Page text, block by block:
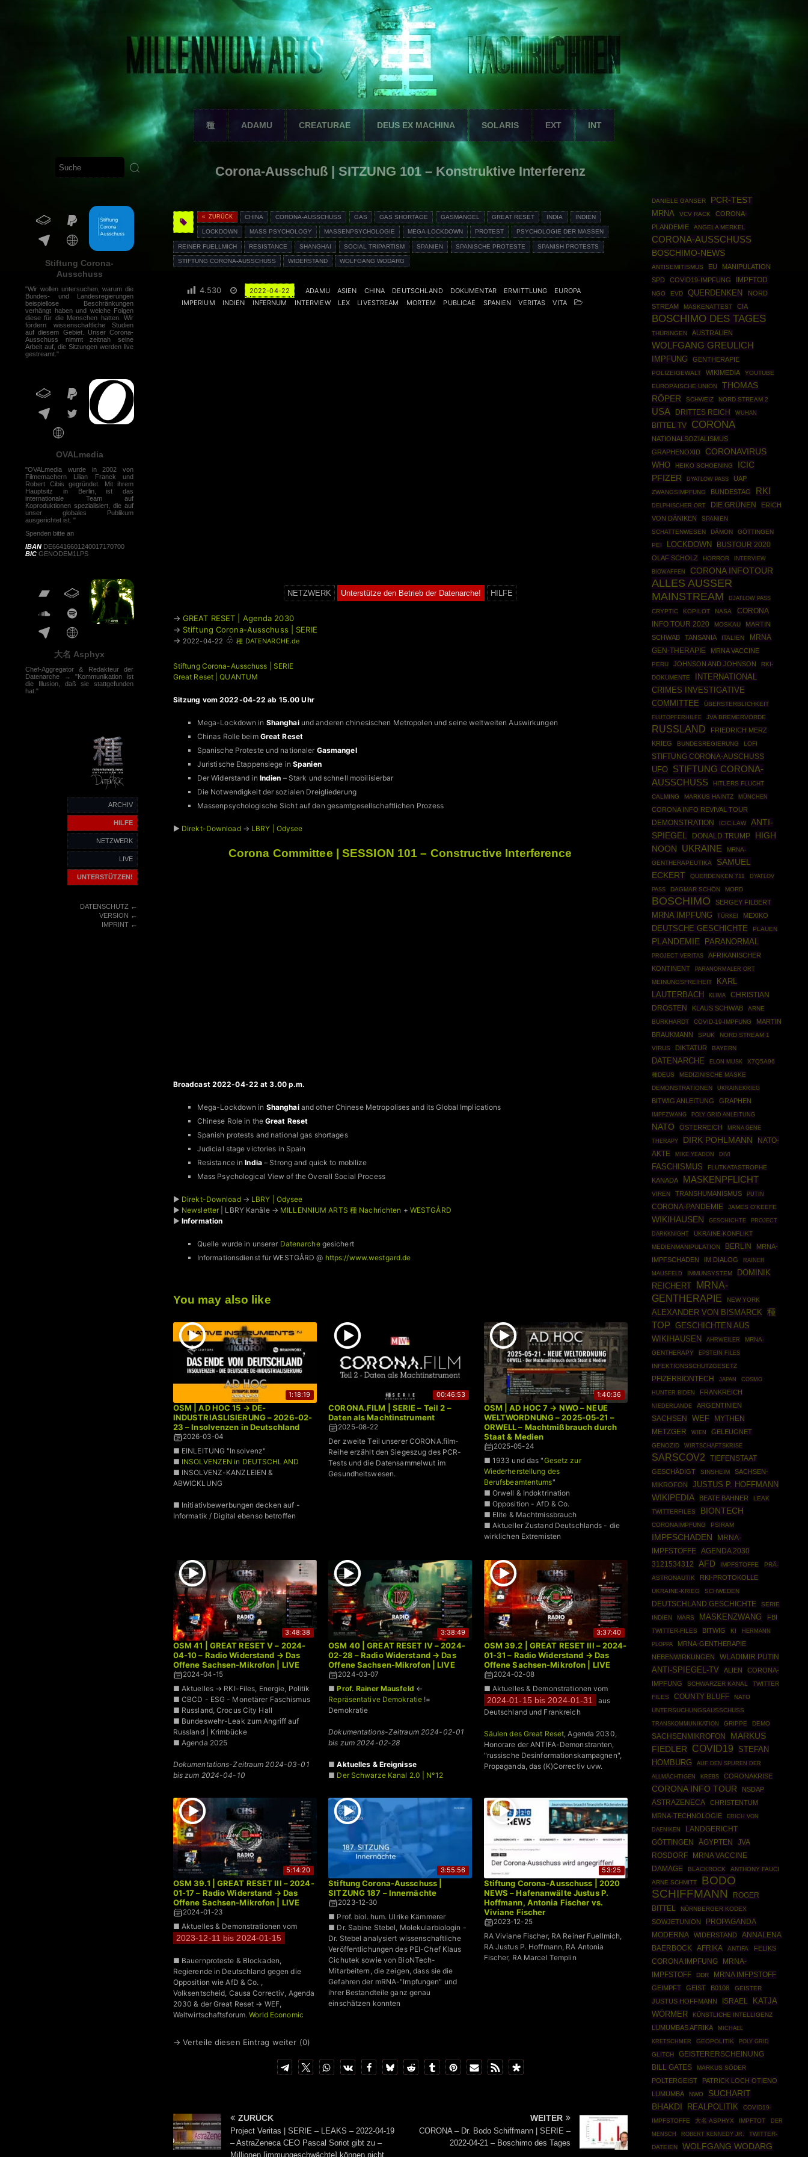
種 ADAMU CREATURAE DEUS EX MACHINA SOLARIS EXT INT
Stiftung Corona-
Ausschuss
"Wir wollen untersuchen, warum die
Bundes- und Landesregierungen
beispiellose Beschränkungen
verhängt haben und welche Folgen
diese für die Menschen hatten. Wir
fördern wissenschaftliche Studien
auf diesem Gebiet. Unser Corona-
Ausschuss nimmt zeitnah seine
Arbeit auf, die Sitzungen werden live
gestreamt."
OVALmedia
"OVALmedia wurde in 2002 von
Filmemachern Lilian Franck und
Robert Cibis gegründet. Mit ihrem
Hauptsitz in Berlin, ist das
internationale Team auf
Koproduktionen spezialisiert, die auf
unser globales Publikum
ausgerichtet ist. "
Spenden bitte an
IBAN DE66416601240017170700
BIC GENODEM1LPS
大名 Asphyx
Chef-Aggregator & Redakteur der
Datenarche → "Kommunikation ist
die Illusion, daß sie stattgefunden
hat."
ARCHIV
HILFE
NETZWERK
LIVE
UNTERSTÜTZEN!
DATENSCHUTZ←
VERSION ←
IMPRINT←
Corona-Ausschuß | SITZUNG 101 – Konstruktive Interferenz
« ZURÜCK CHINA CORONA-AUSSCHUSS GAS GAS SHORTAGE GASMANGEL GREAT RESET INDIA INDIEN
LOCKDOWN MASS PSYCHOLOGY MASSENPSYCHOLOGIE MEGA-LOCKDOWN PROTEST PSYCHOLOGIE DER MASSEN
REINER FUELLMICH RESISTANCE SHANGHAI SOCIAL TRIPARTISM SPANIEN SPANISCHE PROTESTE SPANISH PROTESTS
STIFTUNG CORONA-AUSSCHUSS WIDERSTAND WOLFGANG WODARG
4.530 2022-04-22 ADAMU ASIEN CHINA DEUTSCHLAND DOKUMENTAR ERMITTLUNG
EUROPA
IMPERIUM
INDIEN INFERNUM INTERVIEW LEX LIVESTREAM MORTEM PUBLICAE SPANIEN VERITAS VITA
NETZWERK Unterstütze den Betrieb der Datenarche! HILFE
→ GREAT RESET | Agenda 2030
→ Stiftung Corona-Ausschuss | SERIE
→ 2022-04-22 ♧ 種 DATENARCHE.de
Stiftung Corona-Ausschuss | SERIE
Great Reset | QUANTUM
Sitzung vom 2022-04-22 ab 15.00 Uhr
Mega-Lockdown in Shanghaiund anderen chinesischen Metropolen und seine weltweiten Auswirkungen
Chinas Rolle beim Great Reset
Spanische Proteste und nationaler Gasmangel
Juristische Etappensiege in Spanien
Der Widerstand in Indien – Stark und schnell mobilisierbar
Die Notwendigkeit der sozialen Dreigliederung
Massenpsychologische Sicht auf den gesamtgesellschaftlichen Prozess
► Direkt-Download→ LBRY | Odysee
Corona Committee | SESSION 101 – Constructive Interference
Broadcast 2022-04-22 at 3.00 p.m.
Mega-Lockdown in Shanghaiand other Chinese Metropolises and its Global Implications
Chinese Role in theGreat Reset
Spanish protests and national gas shortages
Judicial stage victories in Spain
Resistance inIndia– Strong and quick to mobilize
Mass Psychological View of the Overall Social Process
► Direkt-Download→ LBRY | Odysee
► Newsletter | LBRY Kanäle → MILLENNIUM ARTS 種 Nachrichten + WESTGÅRD
► Information
Quelle wurde in unserer Datenarchegesichert
Informationsdienst für WESTGÅRD @ https://www.westgard.de
You may also like
1:18:19
OSM | AD HOC 15 → DE-
INDUSTRIASLISIERUNG – 2026-02-
23 – Insolvenzen in Deutschland
2026-03-04
■ EINLEITUNG "Insolvenz"
■ INSOLVENZEN in DEUTSCHLAND
■ INSOLVENZ-KANZLEIEN &
ABWICKLUNG
■ Initiativbewerbungen decken auf -
Informatik / Digital ebenso betroffen
00:46:53
CORONA.FILM | SERIE – Teil 2 –
Daten als Machtinstrument
2025-08-22
Der zweite Teil unserer CORONA.film-
Reihe erzählt den Siegeszug des PCR-
Tests und die Datensammelwut im
Gesundheitswesen.
1:40:36
OSM | AD HOC 7 → NWO – NEUE
WELTWORDNUNG – 2025-05-21 –
ORWELL – Machtmißbrauch durch
Staat & Medien
2025-05-24
■ 1933 und das "Gesetz zur
Wiederherstellung des
Berufsbeamtentums"
■ Orwell & Indoktrination
■ Opposition - AfD & Co.
■ Elite & Machtmissbrauch
■ Aktueller Zustand Deutschlands - die
wirklichen Extremisten
3:48:38
OSM 41 | GREAT RESET V – 2024-
04-10 – Radio Widerstand → Das
Offene Sachsen-Mikrofon | LIVE
2024-04-15
■ Aktuelles → RKI-Files, Energie, Politik
■ CBCD - ESG - Monetärer Faschismus
■ Russland, Crocus City Hall
■ Bundeswehr-Leak zum Angriff auf
Russland | Krimbücke
■ Agenda 2025
Dokumentations-Zeitraum 2024-03-01
bis zum 2024-04-10
3:38:49
OSM 40 | GREAT RESET IV – 2024-
02-28 – Radio Widerstand → Das
Offene Sachsen-Mikrofon | LIVE
2024-03-07
■Prof. Rainer Mausfeld ←
Repräsentative Demokratie !=
Demokratie
Dokumentations-Zeitraum 2024-02-01
bis zum 2024-02-28
■Aktuelles & Ereignisse
■ Der Schwarze Kanal 2.0 | N°12
3:37:40
OSM 39.2 | GREAT RESET III – 2024-
01-31 – Radio Widerstand → Das
Offene Sachsen-Mikrofon | LIVE
2024-02-08
■ Aktuelles & Demonstrationen vom
2024-01-15 bis 2024-01-31
aus
Deutschland und Frankreich
Säulen des Great Reset, Agenda 2030,
Honorare der ANTIFA-Demonstranten,
"russische Desinformationskampagnen",
Propaganda, das (K)Correctiv uvw.
5:14:20
OSM 39.1 | GREAT RESET III – 2024-
01-17 – Radio Widerstand → Das
Offene Sachsen-Mikrofon | LIVE
2024-01-23
■ Aktuelles & Demonstrationen vom
2023-12-11 bis 2024-01-15
■ Bauernproteste & Blockaden,
Regierende in Deutschland gegen die
Opposition wie AfD & Co. ,
Volksentscheid, Causa Correctiv, Agenda
2030 & der Great Reset → WEF,
Weltwirtschaftsforum,World Economic
3:55:56
Stiftung Corona-Ausschuss |
SITZUNG 187 – Innernächte
2023-12-30
■ Prof. biol. hum. Ulrike Kämmerer
■ Dr. Sabine Stebel, Molekularbiologin -
Dr. Stebel analysiert wissenschaftliche
Veröffentlichungen des PEI-Chef Klaus
Cichutek sowie von BioNTech-
Mitarbeitern, die zeigen, dass sie die
Gefahren der mRNA-"Impfungen" und
ihrer Bestandteile ganz genau
einschätzen konnten
53:25
Stiftung Corona-Ausschuss | 2020
NEWS – Hafenanwälte Justus P.
Hoffmann, Antonia Fischer vs.
Viviane Fischer
2023-12-25
RA Viviane Fischer, RA Reiner Fuellmich,
RA Justus P. Hoffmann, RA Antonia
Fischer, RA Marcel Templin
→ Verteile diesen Eintrag weiter (0)
ZURÜCK
Project Veritas | SERIE – LEAKS – 2022-04-19
– AstraZeneca CEO Pascal Soriot gibt zu –
Millionen [immungeschwächte] können nicht
WEITER
CORONA – Dr. Bodo Schiffmann | SERIE –
2022-04-21 – Boschimo des Tages
DANIELE GANSER
PCR-TEST
MRNA
VCV RACK
CORONA-
PLANDEMIE
ANGELA MERKEL
CORONA-AUSSCHUSS
BOSCHIMO-NEWS
ANTISEMITISMUS EU
MANIPULATION
SPD
COVID19-IMPFUNG IMPFTOD
NGO EVD QUERDENKEN
NORD
STREAM
MASKENATTEST CIA
BOSCHIMO DES TAGES
THÜRINGEN AUSTRALIEN
WOLFGANG GREULICH
IMPFUNG GENTHERAPIE
POLIZEIGEWALT WIKIMEDIA
YOUTUBE
EUROPÄISCHE UNION
THOMAS
RÖPER
SCHWEIZ NORD STREAM 2
USA DRITTES REICH WUHAN
BITTEL TV CORONA
NATIONALSOZIALISMUS
GRAPHENOXID
CORONAVIRUS
WHO HEIKO SCHOENING ICIC
PFIZER DYATLOW PASS UAP
ZWANGSIMPFUNG BUNDESTAG RKI
DELPHISCHER ORT DIE GRÜNEN
ERICH
VON DÄNIKEN
SPANIEN
SCHATTENWESEN
DÄMON
GÖTTINGEN
PEI
LOCKDOWN BUSTOUR 2020
OLAF SCHOLZ HORROR INTERVIEW
BIOWAFFEN CORONA INFOTOUR
ALLES AUSSER
MAINSTREAM
DJATLOW PASS
CRYPTIC KOPILOT NASA
CORONA
INFO TOUR 2020
MOSKAU
MARTIN
SCHWAB
TANSANIA ITALIEN
MRNA
GEN-THERAPIE
MRNA VACCINE
PERU JOHNSON AND JOHNSON
RKI-
DOKUMENTE
INTERNATIONAL
CRIMES INVESTIGATIVE
COMMITTEE
ÜBERSTERBLICHKEIT
FLUTOPFERHILFE JVA BREMERVÖRDE
RUSSLAND
FRIEDRICH MERZ
KRIEG
BUNDESREGIERUNG LOFI
STIFTUNG CORONA-AUSCHUSS
UFO
STIFTUNG CORONA-
AUSSCHUSS
HITLERS FLUCHT
CALMING
MARKUS HAINTZ MÜNCHEN
CORONA INFO REVIVAL TOUR
DEMONSTRATION ICIC.LAW
ANTI-
SPIEGEL
DONALD TRUMP
HIGH
NOON
UKRAINE
MRNA-
GENTHERAPEUTIKA
SAMUEL
ECKERT
QUERDENKEN 711 DYATLOV
PASS DAGMAR SCHÖN MORD
BOSCHIMO SERGEY FILBERT
MRNA IMPFUNG TÜRKEI MEXIKO
DEUTSCHE GESCHICHTE PLAUEN
PLANDEMIE PARANORMAL
PROJECT VERITAS
AFRIKANISCHER
KONTINENT
PARANORMALER ORT
MEINUNGSFREIHEIT
KARL
LAUTERBACH
KLIMA
CHRISTIAN
DROSTEN
KLAUS SCHWAB
ARNE
BURKHARDT
COVID-19-IMPFUNG
MARTIN
BRAUKMANN
SPUK
NORD STREAM 1
VIRUS
DIKTATUR BAYERN
DATENARCHE ELON MUSK
X7Q5A96
種DEUS
MEDIZINISCHE MASKE
DEMONSTRATIONEN
UKRAINEKRIEG
BITWIG ANLEITUNG GRAPHEN
IMPFZWANG POLY GRID ANLEITUNG
NATO ÖSTERREICH
MRNA GENE
THERAPY
DIRK POHLMANN
NATO-
AKTE
MIKE YEADON DIVI
FASCHISMUS FLUTKATASTROPHE
KANADA MASKENPFLICHT
VIREN TRANSHUMANISMUS PUTIN
CORONA-PANDEMIE JAMES O'KEEFE
WIKIHAUSEN GESCHICHTE
PROJECT
DARKKNIGHT
UKRAINE-KONFLIKT
MEDIENMANIPULATION
BERLIN
MRNA-
IMPFSCHADEN
IM DIALOG
RAINER
MAUSFELD
IMMUNSYSTEM
DOMINIK
REICHERT
MRNA-
GENTHERAPIE
NEW YORK
ALEXANDER VON BISMARCK
種
TOP
GESCHICHTEN AUS
WIKIHAUSEN
AHRWEILER
MRNA-
GENTHERAPY
EPSTEIN FILES
INFEKTIONSSCHUTZGESETZ
PFIZERBIONTECH JAPAN COSMO
HUNTER BIDEN FRANKREICH
NIEDERLANDE ARGENTINIEN
SACHSEN WEF
MYTHEN
METZGER
WIEN GELEUGNET
GENOZID WIRTSCHAFTSKRISE
SARSCOV2
TIEFENSTAAT
GESCHÄDIGT
SINSHEIM
SACHSEN-
MIKROFON
JUSTUS P. HOFFMANN
WIKIPEDIA BEATE BAHNER
LEAK
TWITTERFILES
BIONTECH
CORONAIMPFUNG PSIRAM
IMPFSCHADEN
MRNA-
IMPFSTOFFE AGENDA 2030
3121534312
AFD IMPFSTOFFE
PRÄ-
ASTRONAUTIK
RKI-PROTOKOLLE
UKRAINE-KRIEG SCHWEDEN
DEUTSCHLAND GESCHICHTE
SERIE
INDIEN
MARS MASKENZWANG FBI
TWITTER-FILES BITWIG KI
HERMANN
PLOPPA
MRNA-GENTHERAPIE
NEBENWIRKUNGEN
WLADIMIR PUTIN
ANTI-SPIEGEL-TV ALIEN
CORONA-
IMPFUNG
SCHWARZER KANAL
TWITTER
FILES
COUNTY BLUFF
NATO
UNTERSUCHUNGSAUSSCHUSS
TRANSKOMMUNIKATION GRIPPE DEMO
SACHSENMIKROFON
MARKUS
FIEDLER
COVID19
STEFAN
HOMBURG
AUF DEN SPUREN DER
ALLMÄCHTIGEN KREBS CORONAKRISE
CORONA INFO TOUR NSDAP
ASTRAZENECA
CHRISTENTUM
MRNA-TECHNOLOGIE
ERICH VON
DAENIKEN
LANDGERICHT
GÖTTINGEN
ÄGYPTEN
JVA
ROSDORF
MRNA VACCINE
DAMAGE
BLACKROCK
ANTHONY FAUCI
ARNE SCHMITT
BODO
SCHIFFMANN
ROGER
BITTEL
NÜRNBERGER KODEX
SOWJETUNION
PROPAGANDA
MODERNA
WIDERSTAND
ANNALENA
BAERBOCK AFRIKA ANTIFA
FELIKS
CORONA IMPFUNG
MRNA-
IMPFSTOFF
DDR MRNA IMFPSTOFF
GEIMPFT GEIST B0108 GEISTER
JUSTUS HOFFMANN ISRAEL
KATJA
WÖRMER
KÜNSTLICHE INTELLIGENZ
LUMUMBAS AFRIKA MICHAEL
KRETSCHMER GEOPOLITIK
POLY GRID
GLITCH
GEISTERERSCHEINUNG
BILL GATES
MARKUS SÖDER
POLTERGEIST
PATRICK LOCH OTIENO
LUMUMBA
NWO
SUCHARIT
BHAKDI
REALPOLITIK
COVID19-
IMPFSTOFFE
大名 ASPHYX IMPFTOT DER
MENSCH ROBERT KENNEDY JR.
TWITTER-
DATEIEN
WOLFGANG WODARG